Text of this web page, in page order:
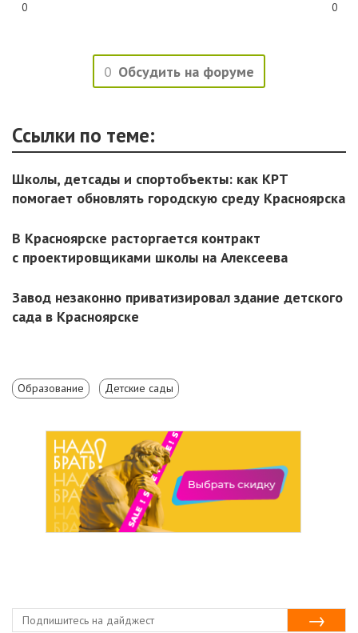
0 0
0 Обсудить на форуме
Ссылки по теме:
Школы, детсады и спортобъекты: как КРТ
помогает обновлять городскую среду Красноярска
В Красноярске расторгается контракт
с проектировщиками школы на Алексеева
Завод незаконно приватизировал здание детского
сада в Красноярске
Образование Детские сады